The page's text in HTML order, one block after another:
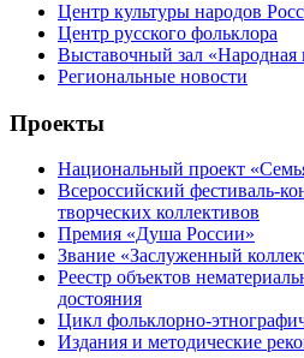
Центр культуры народов
Центр русского фольклора
Выставочный зал «Народная
Региональные новости
Проекты
Национальный проект
Всероссийский фестиваль-
творческих коллективов
Премия «Душа России»
Звание «Заслуженный
Реестр объектов
достояния
Цикл фольклорно-
Издания и методические